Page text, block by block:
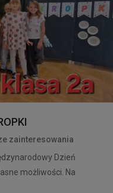
zainteresowania
Dzień
możliwości. Na